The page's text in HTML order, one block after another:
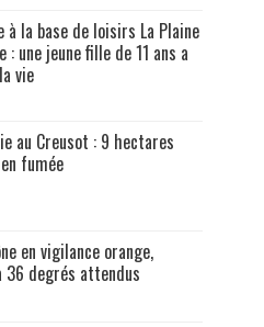
à la base de loisirs La Plaine
: une jeune fille de 11 ans a
vie
au Creusot : 9 hectares
fumée
en vigilance orange,
36 degrés attendus